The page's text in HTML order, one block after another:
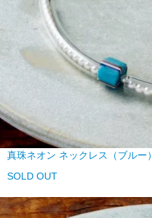
真珠ネオン ネックレス（ブルー）
SOLD OUT